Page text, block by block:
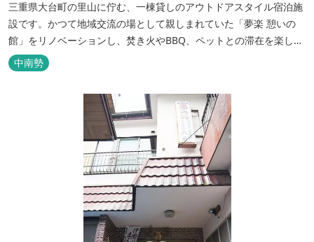
三重県大台町の里山に佇む、一棟貸しのアウトドアスタイル宿泊施
設です。かつて地域交流の場として親しまれていた「夢楽 憩いの
館」をリノベーションし、焚き火やBBQ、ペットとの滞在を楽しめ
る“キャンプ気分”の宿として生まれ変わりました。 【営業時間】 チ
ェックイン 15：00（早めのチェックインご希望は予約時に要相
談） チェックアウト 9：00 【定休日】 不定休 【料金...
中南勢